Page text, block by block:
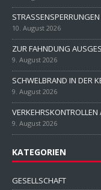
10. August 2026
ZUR FAHNDUNG
9. August 2026
SCHWELBRAND IN DER
9. August 2026
9. August 2026
KATEGORIEN
GESELLSCHAFT